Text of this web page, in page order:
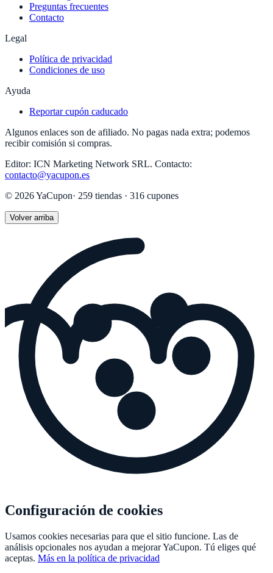
Preguntas frecuentes
Contacto
Legal
Política de privacidad
Condiciones de uso
Ayuda
Reportar cupón caducado
Algunos enlaces son de afiliado. No pagas nada extra; podemos
recibir comisión si compras.
Editor: ICN Marketing Network SRL. Contacto:
contacto@yacupon.es
© 2026YaCupon· 259 tiendas · 316 cupones
Volver arriba
Configuración de cookies
Usamos cookies necesarias para que el sitio funcione. Las de
análisis opcionales nos ayudan a mejorarYaCupon. Tú eliges qué
aceptas. Más en la política de privacidad